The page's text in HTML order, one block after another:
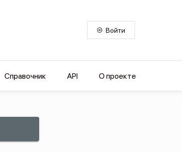
Войти
Справочник API О проекте